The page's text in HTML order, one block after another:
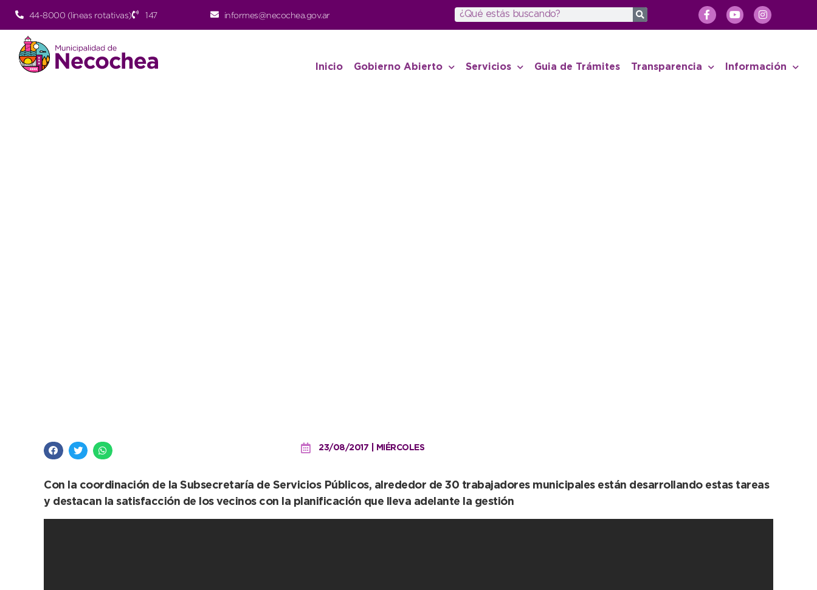
44-8000 (lineas rotativas) 147 informes@necochea.gov.ar
Inicio Gobierno Abierto Servicios Guia de Trámites Transparencia Información
23/08/2017 | MIÉRCOLES
Con la coordinación de la Subsecretaría de Servicios Públicos, alrededor de 30 trabajadores municipales están desarrollando estas tareas
y destacan la satisfacción de los vecinos con la planificación que lleva adelante la gestión